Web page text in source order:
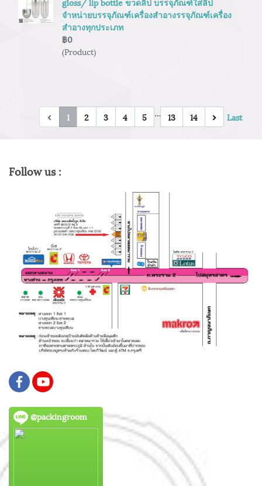
จำหน่ายบรรจุภัณฑ์เครื่องสำอางรรจุภัณฑ์เครื่อง
สำอางทุกประเภท
฿0
(Product)
1 2 3 4 5 … 13 14 Last
Follow us :
@packingroom